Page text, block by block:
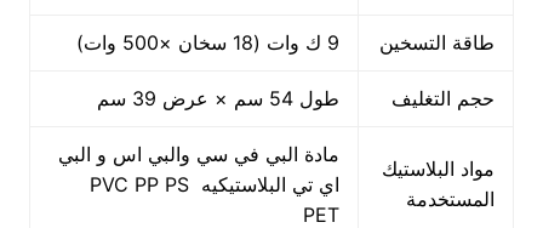
طاقة التسخين 9 ك وات (18 سخان ×500 وات)
حجم التغليف طول 54 سم × عرض 39 سم
مواد البلاستيك
المستخدمة
مادة البي في سي والبي اس و البي
اي تي البلاستيكيه PVC PP PS
PET